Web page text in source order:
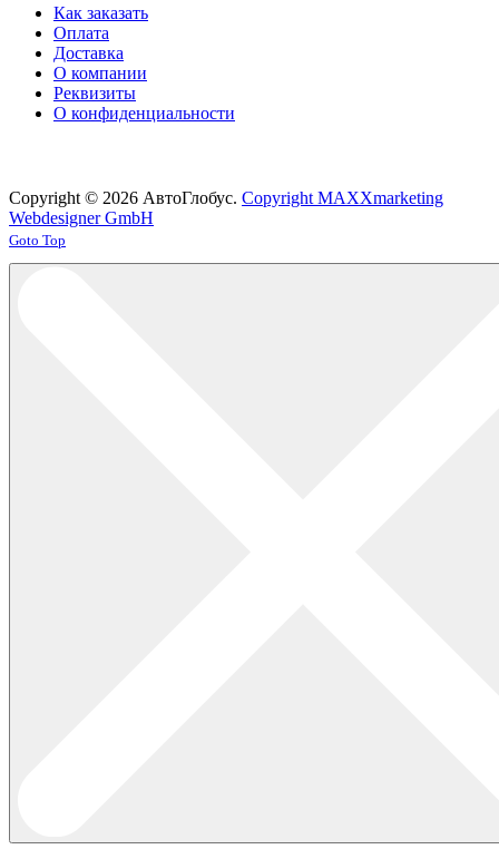
Как заказать
Оплата
Доставка
О компании
Реквизиты
О конфиденциальности
Copyright © 2026 АвтоГлобус. Copyright MAXXmarketing
Webdesigner GmbH
Joomla! 3 Templates
Goto Top